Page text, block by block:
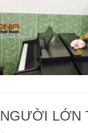
NGƯỜI LỚN